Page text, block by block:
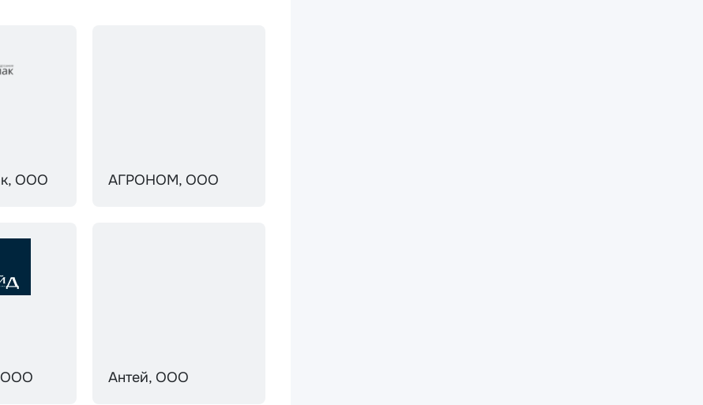
ООО АГРОНОМ, ООО
ООО Антей, ООО